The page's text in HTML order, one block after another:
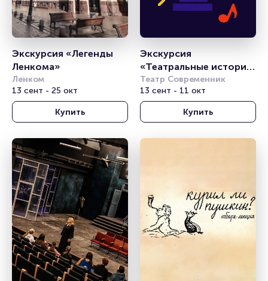
Экскурсия «Легенды
Ленкома»
Ленком
13 сент - 25 окт
Купить
Экскурсия
«Театральные истории
чистых прудов от
Пушкина до
Современника»
Театр Современник
13 сент - 11 окт
Купить